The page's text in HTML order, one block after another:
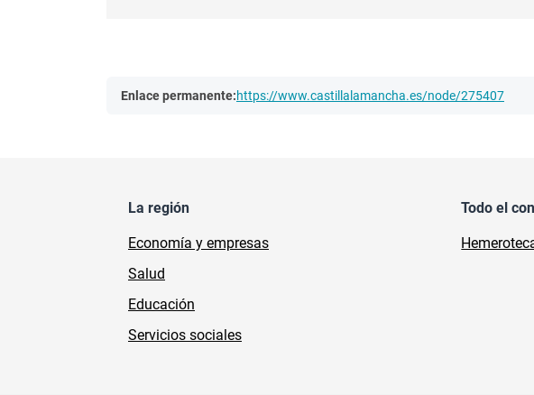
Enlace permanente:https://www.castillalamancha.es/node/275407
La región
Economía y empresas
Salud
Educación
Servicios sociales
Todo el